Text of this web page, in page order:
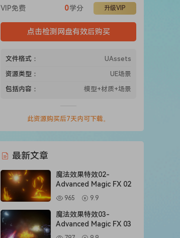
VIP免费 升级VIP
0学分
点击检测网盘有效后购买
文件格式：
UAssets
资源类型：
UE场景
包括内容：
模型+材质+场景
此资源购买后7天内可下载。
最新文章
魔法效果特效02-
Advanced Magic FX 02
965 9.9
魔法效果特效03-
Advanced Magic FX 03